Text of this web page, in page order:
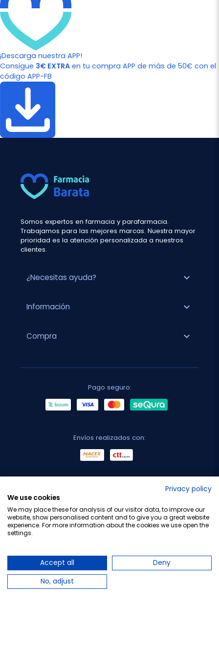
¡Descarga nuestra APP!
Consigue 3€ EXTRA en tu compra APP de más de 50€ con el
código APP-FB
Somos expertos en farmacia y parafarmacia.
Trabajamos para las mejores marcas. Nuestra mayor
prioridad es la atención personalizada a nuestros
clientes.
¿Necesitas ayuda? expand_more
Información expand_more
Compra expand_more
Pago seguro:
Envíos realizados con:
Privacy policy
We use cookies
We may place these for analysis of our visitor data, to improve our
website, show personalised content and to give you a great website
experience. For more information about the cookies we use open the
settings.
Accept all
Deny
No, adjust